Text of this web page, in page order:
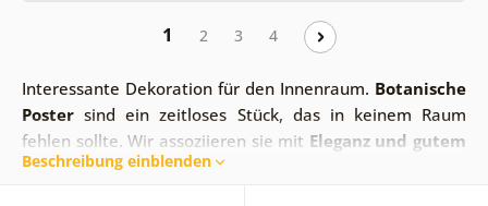
1 2 3 4
Interessante Dekoration für den Innenraum. Botanische
Postersind ein zeitloses Stück, das in keinem Raum
fehlen sollte. Wir assoziieren sie mit Eleganz und gutem
Geschmack. Dank ihres schönen Designs sind sie leicht
Beschreibung einblenden